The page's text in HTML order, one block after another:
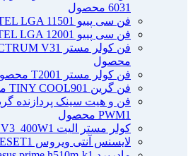
6031 محصول
فن سی پییو INTEL LGA 1150 1 محصول
فن سی پییو INTEL LGA 1200 1 محصول
فن کولر مستر HYPER 212 SPECTRUM V3
1
محصول
فن کولر مستر T200
1 محصول
فن گرین TINY COOL90 1 محصول
PWM1 محصول
کولر مستر الیت V3_400W 1 محصول
لایسنس آنتی ویروس ESET 1 محصول